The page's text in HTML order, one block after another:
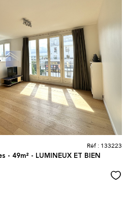
le
- 49m² - LUMINEUX ET BIEN
Réf : 133223